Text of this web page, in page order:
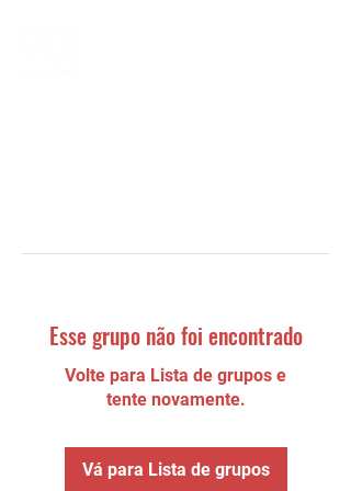
Esse grupo não foi encontrado
Volte para Lista de grupos e
tente novamente.
Vá para Lista de grupos